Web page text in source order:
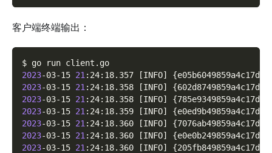
客户端终端输出：
$ go run client.go
2023-03-15 21 :24:18.357 [INFO] {
2023-03-15 21 :24:18.358 [INFO] {
2023-03-15 21 :24:18.358 [INFO] {
2023-03-15 21 :24:18.359 [INFO] {
2023-03-15 21 :24:18.360 [INFO] {
2023-03-15 21 :24:18.360 [INFO] {
2023-03-15 21 :24:18.360 [INFO] {